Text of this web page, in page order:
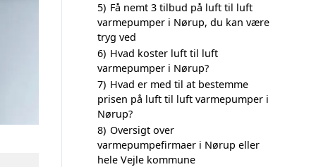
5) Få nemt 3 tilbud på luft til luft
varmepumper i Nørup, du kan være
tryg ved
6) Hvad koster luft til luft
varmepumper i Nørup?
7) Hvad er med til at bestemme
prisen på luft til luft varmepumper i
Nørup?
8) Oversigt over
varmepumpefirmaer i Nørup eller
hele Vejle kommune